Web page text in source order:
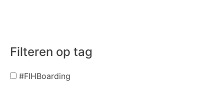
Filteren op tag
#FIHBoarding